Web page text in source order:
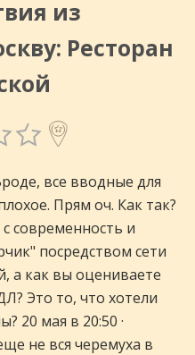
из
Ресторан
все вводные для
Прям оч. Как так?
с современность и
посредством сети
а как вы оцениваете
Это то, что хотели
20 мая в 20:50 ·
не вся черемуха в